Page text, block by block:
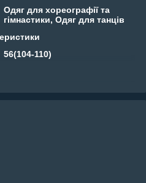
Одяг для хореографії та
гімнастики, Одяг для танців
56(104-110)